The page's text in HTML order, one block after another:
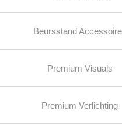
Beursstand
Premium Visuals
Premium Verlichting